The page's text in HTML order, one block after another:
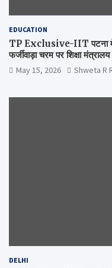
EDUCATION
TP Exclusive-IIT पटना में
फर्जीवाड़ा चरम पर शिक्षा
May 15, 2026 Shweta R
DELHI